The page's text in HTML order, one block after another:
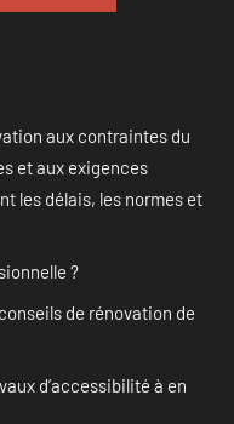
aux contraintes du
et aux exigences
les délais, les normes et
?
de rénovation de
d’accessibilité à en